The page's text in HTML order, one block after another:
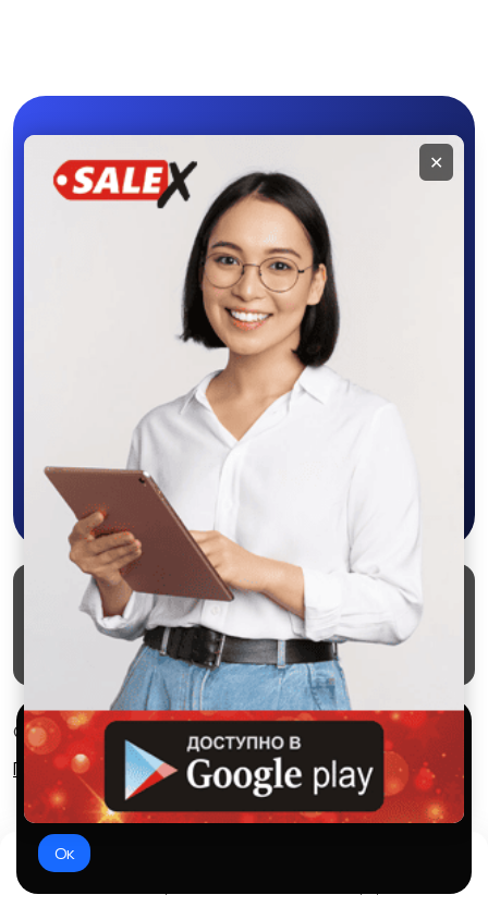
Мобильное
приложение
Скачайте приложение в Google Play –
крутите колесо фортуны, выигрывайте
бонусы, удобно ищите и размещайте
объявления - все это в нашем мобильном
приложении SALEX!
Скачать в Google Play
Маркеты Блог
О проекте
Служба поддержки
Удаление аккаунта
Партнерка
© 2026 SALEX МАРКЕТ
Правила сервиса
Конфиденциальность
Используем куки и рекомендательные
технологии
Это чтобы сайт работал лучше. Оставаясь с нами, вы
соглашаетесь на использование файлов куки.
Ок
✕